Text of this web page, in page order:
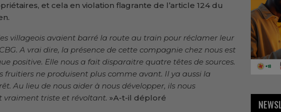
et cela en violation flagrante de l’article 124 du
villageois avaient barré la route au train pour réclamer leur
A vrai dire, la présence de cette compagnie chez nous est
positive. Elle nous a fait disparaitre quatre têtes de sources.
fruitiers ne produisent plus comme avant. Il ya aussi la
Au lieu de nous aider à nous développer, ils nous
vraiment triste et révoltant. »A-t-il déploré